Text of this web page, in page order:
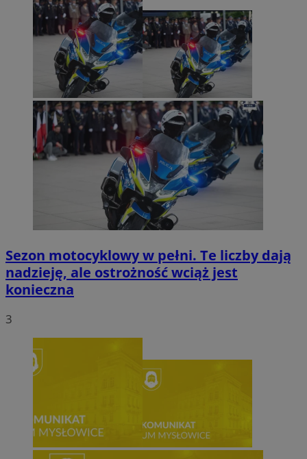
Sezon motocyklowy w pełni. Te liczby dają
nadzieję, ale ostrożność wciąż jest
konieczna
3